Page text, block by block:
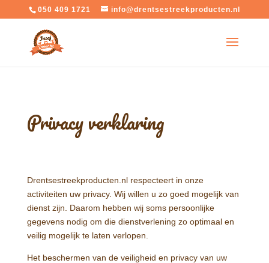
050 409 1721 info@drentsestreekproducten.nl
Privacy verklaring
Drentsestreekproducten.nl respecteert in onze
activiteiten uw privacy. Wij willen u zo goed mogelijk van
dienst zijn. Daarom hebben wij soms persoonlijke
gegevens nodig om die dienstverlening zo optimaal en
veilig mogelijk te laten verlopen.
Het beschermen van de veiligheid en privacy van uw